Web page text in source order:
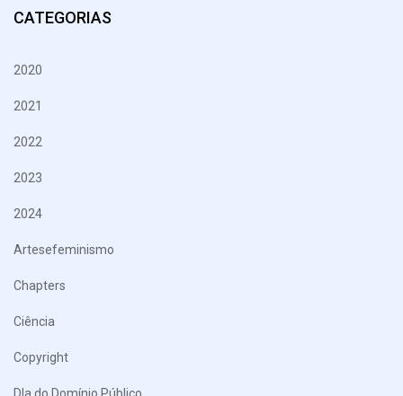
CATEGORIAS
2020
2021
2022
2023
2024
Artesefeminismo
Chapters
Ciência
Copyright
DIa do Domínio Público